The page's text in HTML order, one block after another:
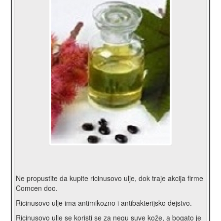
Ne propustite da kupite ricinusovo ulje, dok traje akcija firme
Comcen doo.
Ricinusovo ulje ima antimikozno i antibakterijsko dejstvo.
Ricinusovo ulje se koristi se za negu suve kože, a bogato je